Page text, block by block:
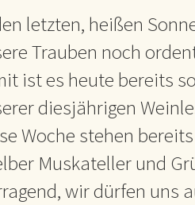
letzten, heißen
Trauben noch
ist es heute bereits
diesjährigen
Woche stehen
Muskateller und
wir dürfen uns